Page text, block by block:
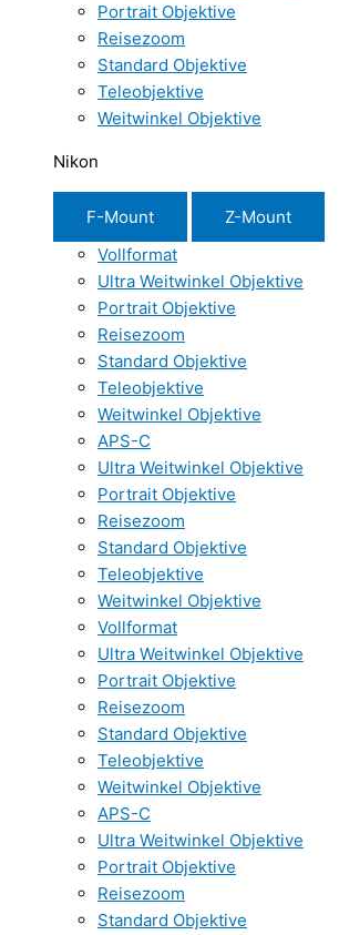
Portrait Objektive
Reisezoom
Standard Objektive
Teleobjektive
Weitwinkel Objektive
Nikon
F-Mount
Z-Mount
Vollformat
Ultra Weitwinkel Objektive
Portrait Objektive
Reisezoom
Standard Objektive
Teleobjektive
Weitwinkel Objektive
APS-C
Ultra Weitwinkel Objektive
Portrait Objektive
Reisezoom
Standard Objektive
Teleobjektive
Weitwinkel Objektive
Vollformat
Ultra Weitwinkel Objektive
Portrait Objektive
Reisezoom
Standard Objektive
Teleobjektive
Weitwinkel Objektive
APS-C
Ultra Weitwinkel Objektive
Portrait Objektive
Reisezoom
Standard Objektive